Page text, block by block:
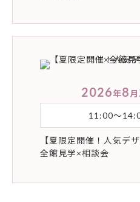
2026年8月
11:00〜
【夏限定開催！人気デ
全館見学×相談会